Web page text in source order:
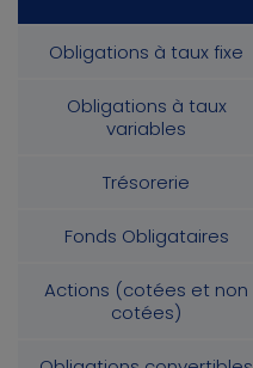
Obligations à taux fixe
Obligations à taux
variables
Trésorerie
Fonds Obligataires
Actions (cotées et non
cotées)